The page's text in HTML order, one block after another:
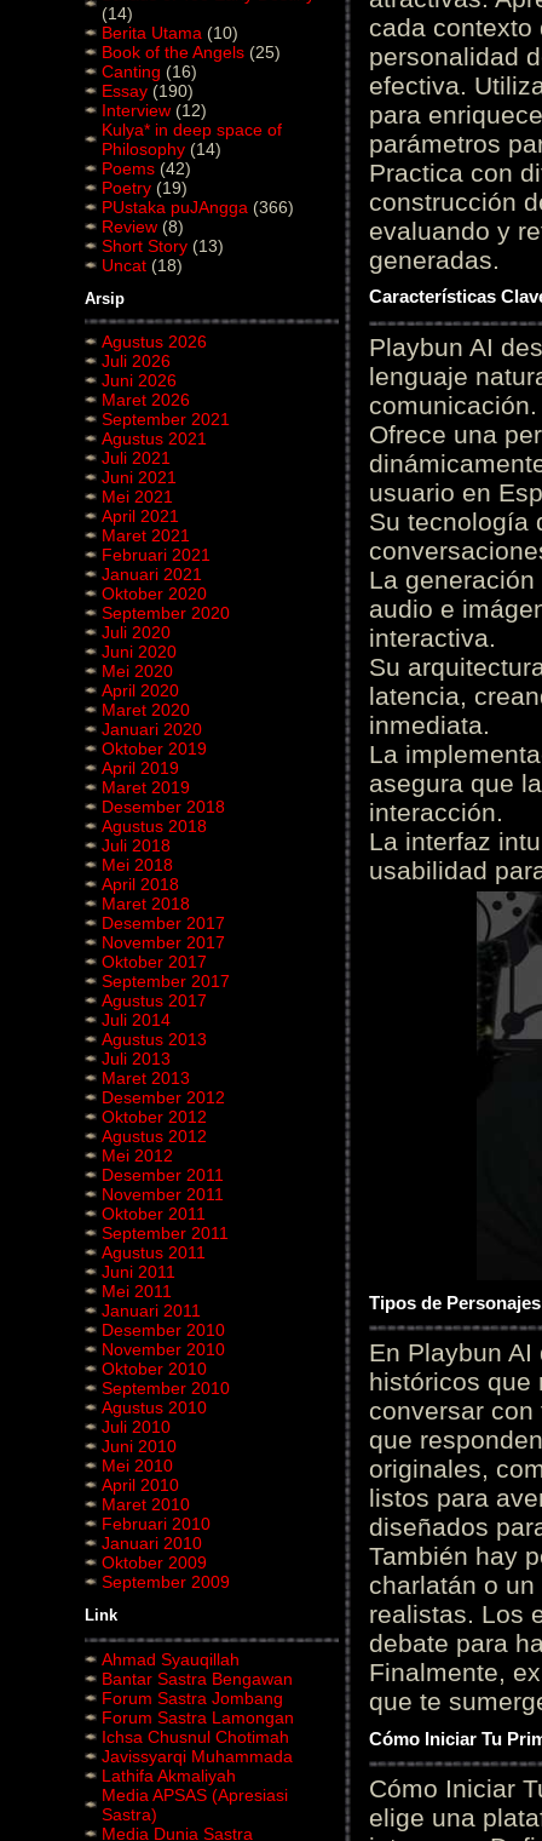
(14)
Berita Utama (10)
Book of the Angels (25)
Canting (16)
Essay (190)
Interview (12)
Kulya* in deep space of
Philosophy (14)
Poems (42)
Poetry (19)
PUstaka puJAngga (366)
Review (8)
Short Story (13)
Uncat (18)
Arsip
Agustus 2026
Juli 2026
Juni 2026
Maret 2026
September 2021
Agustus 2021
Juli 2021
Juni 2021
Mei 2021
April 2021
Maret 2021
Februari 2021
Januari 2021
Oktober 2020
September 2020
Juli 2020
Juni 2020
Mei 2020
April 2020
Maret 2020
Januari 2020
Oktober 2019
April 2019
Maret 2019
Desember 2018
Agustus 2018
Juli 2018
Mei 2018
April 2018
Maret 2018
Desember 2017
November 2017
Oktober 2017
September 2017
Agustus 2017
Juli 2014
Agustus 2013
Juli 2013
Maret 2013
Desember 2012
Oktober 2012
Agustus 2012
Mei 2012
Desember 2011
November 2011
Oktober 2011
September 2011
Agustus 2011
Juni 2011
Mei 2011
Januari 2011
Desember 2010
November 2010
Oktober 2010
September 2010
Agustus 2010
Juli 2010
Juni 2010
Mei 2010
April 2010
Maret 2010
Februari 2010
Januari 2010
Oktober 2009
September 2009
Link
Ahmad Syauqillah
Bantar Sastra Bengawan
Forum Sastra Jombang
Forum Sastra Lamongan
Ichsa Chusnul Chotimah
Javissyarqi Muhammada
Lathifa Akmaliyah
Media APSAS (Apresiasi
Sastra)
Media Dunia Sastra
cada contexto
personalidad
efectiva.
para
parámetros
Practica con
construcción
evaluando y
generadas.
Características
Playbun AI
lenguaje
comunicación.
Ofrece una
usuario en
Su tecnología
La
audio e
interactiva.
Su
latencia,
inmediata.
La
asegura que
interacción.
La interfaz
usabilidad
Tipos de
En Playbun
históricos que
conversar
que
originales,
listos para
diseñados
También hay
charlatán o
realistas. Los
debate para
Finalmente,
que te
Cómo Iniciar Tu
Cómo Iniciar
elige una